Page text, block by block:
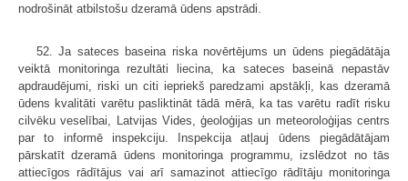
nodrošināt atbilstošu dzeramā ūdens apstrādi.
52. Ja sateces baseina riska novērtējums un ūdens piegādātāja
veiktā monitoringa rezultāti liecina, ka sateces baseinā nepastāv
apdraudējumi, riski un citi iepriekš paredzami apstākļi, kas dzeramā
ūdens kvalitāti varētu pasliktināt tādā mērā, ka tas varētu radīt risku
cilvēku veselībai, Latvijas Vides, ģeoloģijas un meteoroloģijas centrs
par to informē inspekciju. Inspekcija atļauj ūdens piegādātājam
pārskatīt dzeramā ūdens monitoringa programmu, izslēdzot no tās
attiecīgos rādītājus vai arī samazinot attiecīgo rādītāju monitoringa